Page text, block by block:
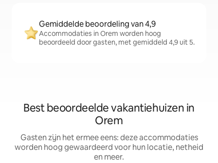
Gemiddelde beoordeling van 4,9
Accommodaties in Orem worden hoog
beoordeeld door gasten, met gemiddeld 4,9 uit 5.
Best beoordeelde vakantiehuizen in
Orem
Gasten zijn het ermee eens: deze accommodaties
worden hoog gewaardeerd voor hun locatie, netheid
en meer.